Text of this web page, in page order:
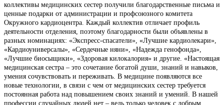
коллективы медицинских сестер получили благодарственные письма и
ценные подарки от администрации и профсоюзного комитета
Окружного кардиоцентра. Каждый коллектив отличает профиль
деятельности отделения, поэтому благодарности были объявлены в
разных номинациях: «Экспресс-спасатели», «Лучшие кардиолекари»,
«Кардиоуниверсалы», «Сердечные няни», «Надежда генофонда»,
«Лучшие биосыщики», «Здоровая килокалория» и другие. «Настоящая
медицинская сестра – это сочетание богатой души, знаний и навыков,
умения сочувствовать и переживать. В медицине появляются все
новые технологии, в связи с чем от медицинских сестер требуется
постоянная работа над повышением своих знаний и умений. В нашей
профессии случайных людей нет – ведь только человек с добрым